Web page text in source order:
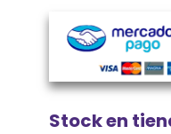
Stock en